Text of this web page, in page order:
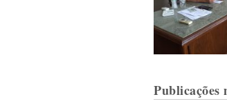
Publicações